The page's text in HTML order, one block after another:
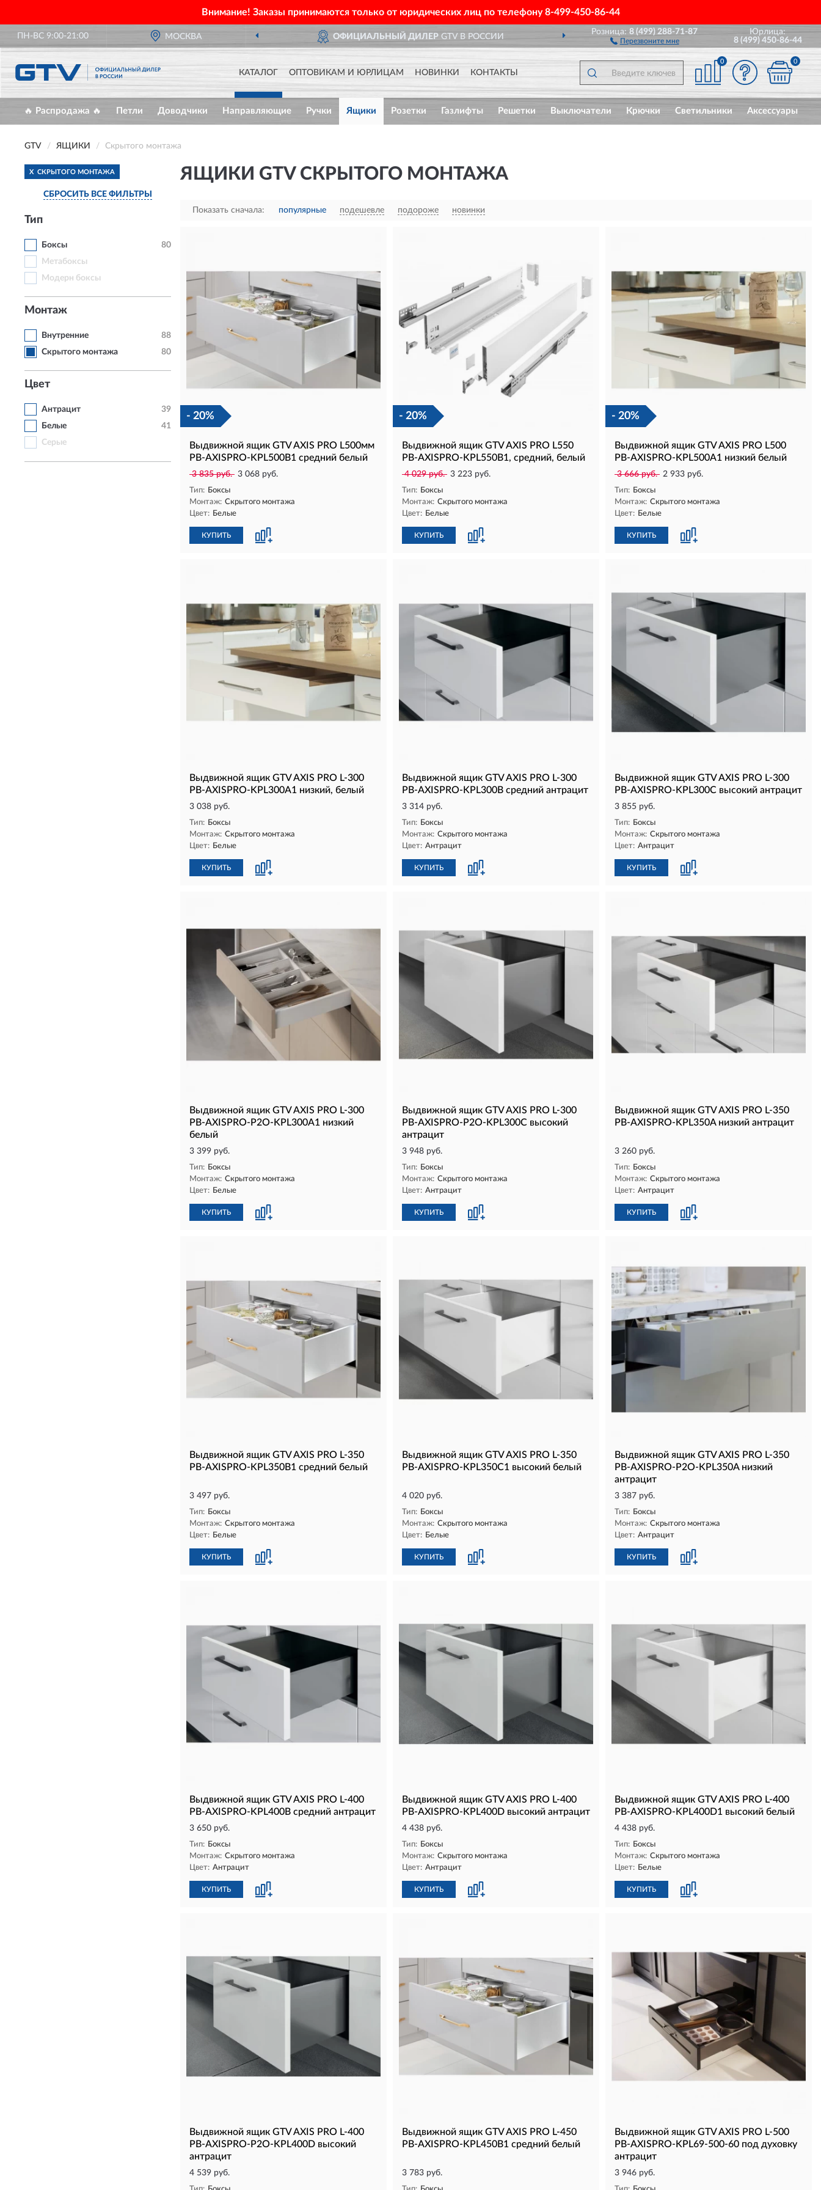
Внимание! Заказы принимаются только от юридических лиц по телефону8-499-450-86-44
ПН-ВС 9:00-21:00 МОСКВА ОФИЦИАЛЬНЫЙ ДИЛЕР GTV В РОССИИ ДОСТАВИМПО ВСЕЙ РОССИИ
Розница:8 (499) 288-71-87
Перезвоните мне
Юрлица:
8 (499) 450-86-44
КАТАЛОГ ОПТОВИКАМ И ЮРЛИЦАМ НОВИНКИ КОНТАКТЫ
0 0
🔥 Распродажа 🔥 Петли Доводчики Направляющие Ручки Ящики Розетки Газлифты Решетки Выключатели Крючки Светильники Аксессуары
GTV ЯЩИКИ Скрытого монтажа
X СКРЫТОГО МОНТАЖА
СБРОСИТЬ ВСЕ ФИЛЬТРЫ
Тип
Боксы
80
Метабоксы
Модерн боксы
Монтаж
Внутренние
88
Скрытого монтажа
80
Цвет
Антрацит
39
Белые
41
Серые
ЯЩИКИ GTV СКРЫТОГО МОНТАЖА
Показать сначала: популярные подешевле подороже новинки
- 20%
Выдвижной ящик GTV AXIS PRO L500мм
PB-AXISPRO-KPL500B1 средний белый
3 835 руб. 3 068 руб.
Тип: Боксы
Монтаж: Скрытого монтажа
Цвет: Белые
КУПИТЬ
- 20%
Выдвижной ящик GTV AXIS PRO L550
PB-AXISPRO-KPL550B1, средний, белый
4 029 руб. 3 223 руб.
Тип: Боксы
Монтаж: Скрытого монтажа
Цвет: Белые
КУПИТЬ
- 20%
Выдвижной ящик GTV AXIS PRO L500
PB-AXISPRO-KPL500A1 низкий белый
3 666 руб. 2 933 руб.
Тип: Боксы
Монтаж: Скрытого монтажа
Цвет: Белые
КУПИТЬ
Выдвижной ящик GTV AXIS PRO L-300
PB-AXISPRO-KPL300A1 низкий, белый
3 038 руб.
Тип: Боксы
Монтаж: Скрытого монтажа
Цвет: Белые
КУПИТЬ
Выдвижной ящик GTV AXIS PRO L-300
PB-AXISPRO-KPL300B средний антрацит
3 314 руб.
Тип: Боксы
Монтаж: Скрытого монтажа
Цвет: Антрацит
КУПИТЬ
Выдвижной ящик GTV AXIS PRO L-300
PB-AXISPRO-KPL300C высокий антрацит
3 855 руб.
Тип: Боксы
Монтаж: Скрытого монтажа
Цвет: Антрацит
КУПИТЬ
Выдвижной ящик GTV AXIS PRO L-300
PB-AXISPRO-P2O-KPL300A1 низкий
белый
3 399 руб.
Тип: Боксы
Монтаж: Скрытого монтажа
Цвет: Белые
КУПИТЬ
Выдвижной ящик GTV AXIS PRO L-300
PB-AXISPRO-P2O-KPL300C высокий
антрацит
3 948 руб.
Тип: Боксы
Монтаж: Скрытого монтажа
Цвет: Антрацит
КУПИТЬ
Выдвижной ящик GTV AXIS PRO L-350
PB-AXISPRO-KPL350A низкий антрацит
3 260 руб.
Тип: Боксы
Монтаж: Скрытого монтажа
Цвет: Антрацит
КУПИТЬ
Выдвижной ящик GTV AXIS PRO L-350
PB-AXISPRO-KPL350B1 средний белый
3 497 руб.
Тип: Боксы
Монтаж: Скрытого монтажа
Цвет: Белые
КУПИТЬ
Выдвижной ящик GTV AXIS PRO L-350
PB-AXISPRO-KPL350C1 высокий белый
4 020 руб.
Тип: Боксы
Монтаж: Скрытого монтажа
Цвет: Белые
КУПИТЬ
Выдвижной ящик GTV AXIS PRO L-350
PB-AXISPRO-P2O-KPL350A низкий
антрацит
3 387 руб.
Тип: Боксы
Монтаж: Скрытого монтажа
Цвет: Антрацит
КУПИТЬ
Выдвижной ящик GTV AXIS PRO L-400
PB-AXISPRO-KPL400B средний антрацит
3 650 руб.
Тип: Боксы
Монтаж: Скрытого монтажа
Цвет: Антрацит
КУПИТЬ
Выдвижной ящик GTV AXIS PRO L-400
PB-AXISPRO-KPL400D высокий антрацит
4 438 руб.
Тип: Боксы
Монтаж: Скрытого монтажа
Цвет: Антрацит
КУПИТЬ
Выдвижной ящик GTV AXIS PRO L-400
PB-AXISPRO-KPL400D1 высокий белый
4 438 руб.
Тип: Боксы
Монтаж: Скрытого монтажа
Цвет: Белые
КУПИТЬ
Выдвижной ящик GTV AXIS PRO L-400
PB-AXISPRO-P2O-KPL400D высокий
антрацит
4 539 руб.
Выдвижной ящик GTV AXIS PRO L-450
PB-AXISPRO-KPL450B1 средний белый
3 783 руб.
Выдвижной ящик GTV AXIS PRO L-500
PB-AXISPRO-KPL69-500-60 под духовку
антрацит
3 946 руб.